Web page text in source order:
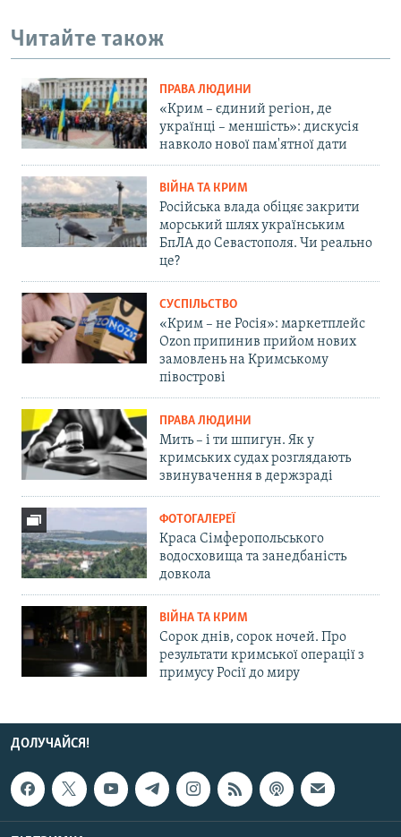
Читайте також
ПРАВА ЛЮДИНИ
«Крим – єдиний регіон, де
українці – меншість»: дискусія
навколо нової пам'ятної дати
ВІЙНА ТА КРИМ
Російська влада обіцяє закрити
морський шлях українським
БпЛА до Севастополя. Чи реально
це?
СУСПІЛЬСТВО
«Крим – не Росія»: маркетплейс
Ozon припинив прийом нових
замовлень на Кримському
півострові
ПРАВА ЛЮДИНИ
Мить – і ти шпигун. Як у
кримських судах розглядають
звинувачення в держзраді
ФОТОГАЛЕРЕЇ
Краса Сімферопольського
водосховища та занедбаність
довкола
ВІЙНА ТА КРИМ
Сорок днів, сорок ночей. Про
результати кримської операції з
примусу Росії до миру
ДОЛУЧАЙСЯ!